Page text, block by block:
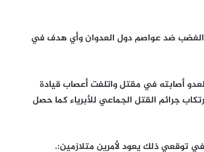
الغضب ضد عواصم دول العدوان وأي هدف في
أصابته في مقتل واتلفت أعصاب قيادة
جرائم القتل الجماعي للأبرياء كما حصل
توقعي ذلك يعود لأمرين متلازمين:.